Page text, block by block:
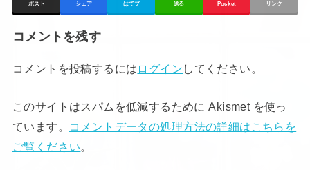
ポスト シェア はてブ 送る Pocket リンク
コメントを残す
コメントを投稿するには ログイン してください。
このサイトはスパムを低減するために Akismet を使っ
ています。
コメントデータの処理方法の詳細はこちらを
ご覧ください。